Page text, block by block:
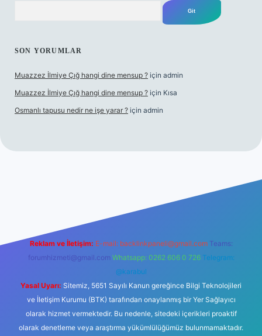
SON YORUMLAR
Muazzez İlmiye Çığ hangi dine mensup ? için admin
Muazzez İlmiye Çığ hangi dine mensup ? için Kısa
Osmanlı tapusu nedir ne işe yarar ? için admin
Reklam ve İletişim: E-mail: backlinkpaneli@gmail.com Teams:
forumhizmeti@gmail.com Whatsapp: 0262 606 0 726 Telegram:
@karabul
Yasal Uyarı: Sitemiz, 5651 Sayılı Kanun gereğince Bilgi Teknolojileri
ve İletişim Kurumu (BTK) tarafından onaylanmış bir Yer Sağlayıcı
olarak hizmet vermektedir. Bu nedenle, sitedeki içerikleri proaktif
olarak denetleme veya araştırma yükümlülüğümüz bulunmamaktadır.